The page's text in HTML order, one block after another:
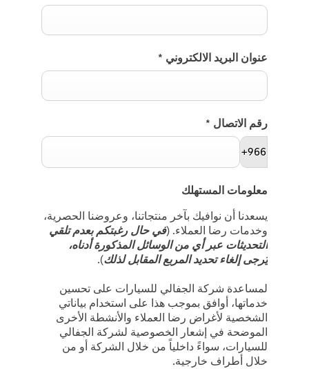
عنوان البريد الالكتروني *
رقم الاتصال *
+966
معلومات المستهلك
يسعدنا أن نوافيك بآخر منتجاتنا، وعروضنا الحصرية،
وخدمات رضا العملاء. (في حال رغبتكم بعدم تلقي
التحديثات عبر أي من الوسائل المذكورة أدناه،
يُرجى إلغاء تحديد المربع المقابل لذلك).
لمساعدة شركة الجفالي للسيارات على تحسين
خدماتها، أوافق بموجب هذا على استخدام بياناتي
الشخصية لأغراض رضا العملاء والأنشطة الأخرى
الموضحة في إشعار الخصوصية لشركة الجفالي
للسيارات، سواءً داخلياً من خلال الشركة أو من
خلال أطراف خارجية.